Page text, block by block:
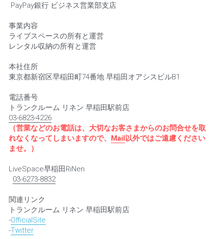
PayPay銀行 ビジネス営業部支店
事業内容
ライブスペースの所有と運営
レンタル収納の所有と運営
本社住所
東京都新宿区早稲田町74番地 早稲田オアシスビルB1
電話番号
トランクルーム リネン 早稲田駅前店
03-6823-4226
（営業などのお電話は、大切なお客さまからのお問合せを取
れなくなってしまいますので、 Mail以外ではご遠慮ください
ませ。）
LiveSpace早稲田RiNen
03-6273-8832
関連リンク
トランクルーム リネン 早稲田駅前店
-OfficialSite
-Twitter